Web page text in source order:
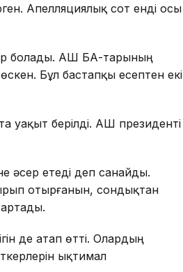
Апелляциялық сот енді осы
АҚШ БАҚ-тарының
Бұл бастапқы есептен екі
уақыт берілді. АҚШ президенті
әсер етеді деп санайды.
отырғанын, сондықтан
де атап өтті. Олардың
ықтимал